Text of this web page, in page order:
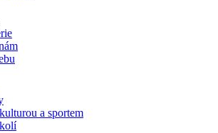
a sportem